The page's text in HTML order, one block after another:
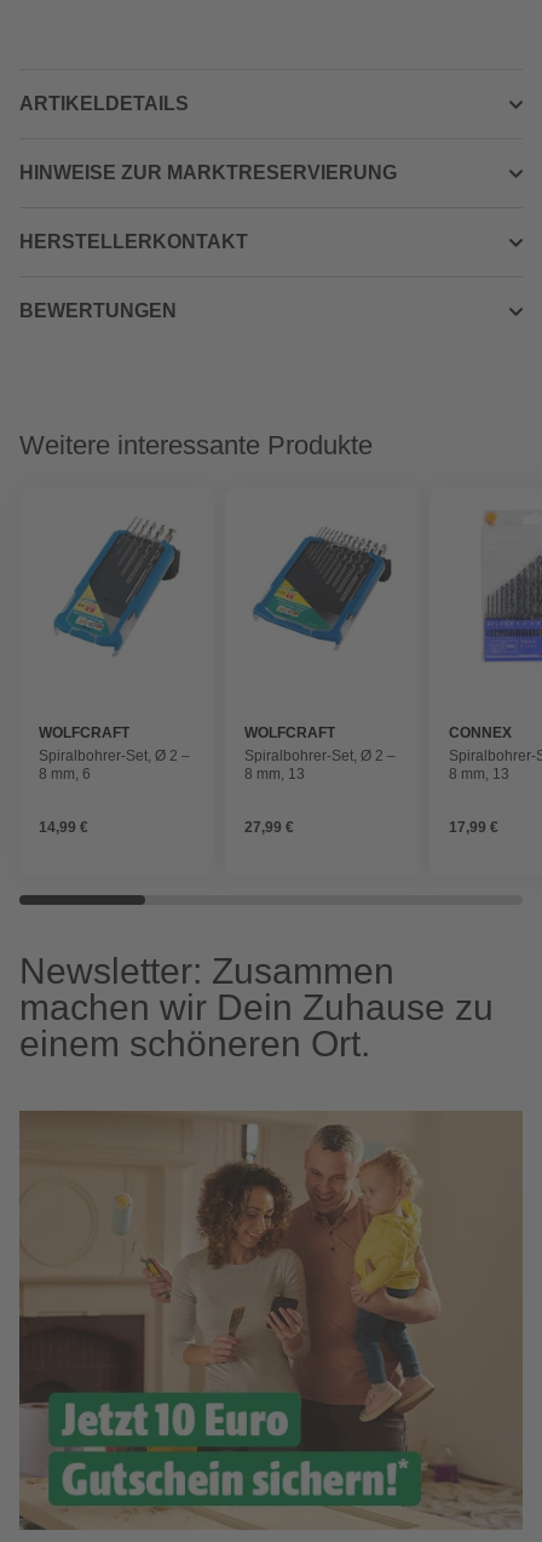
ARTIKELDETAILS
HINWEISE ZUR MARKTRESERVIERUNG
HERSTELLERKONTAKT
BEWERTUNGEN
Weitere interessante Produkte
WOLFCRAFT
Spiralbohrer-Set, Ø 2 –
8 mm, 6
14,99 €
WOLFCRAFT
Spiralbohrer-Set, Ø 2 –
8 mm, 13
27,99 €
CONNEX
Spiralbohrer-
8 mm, 13
17,99 €
Newsletter: Zusammen
machen wir Dein Zuhause zu
einem schöneren Ort.